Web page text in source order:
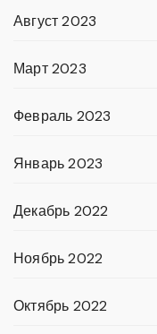
Август 2023
Март 2023
Февраль 2023
Январь 2023
Декабрь 2022
Ноябрь 2022
Октябрь 2022